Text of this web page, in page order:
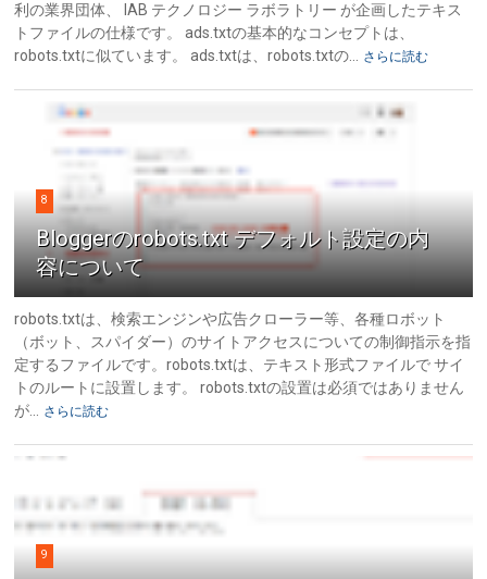
利の業界団体、 IAB テクノロジー ラボラトリー が企画したテキス
トファイルの仕様です。 ads.txtの基本的なコンセプトは、
robots.txtに似ています。 ads.txtは、robots.txtの...
さらに読む
8
Bloggerのrobots.txt デフォルト設定の内
容について
robots.txtは、検索エンジンや広告クローラー等、各種ロボット
（ボット、スパイダー）のサイトアクセスについての制御指示を指
定するファイルです。robots.txtは、テキスト形式ファイルで サイ
トのルートに設置します。 robots.txtの設置は必須ではありません
が...
さらに読む
9